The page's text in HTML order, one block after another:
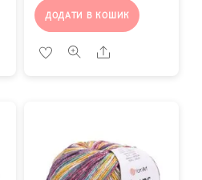
ДОДАТИ В КОШИК
Share